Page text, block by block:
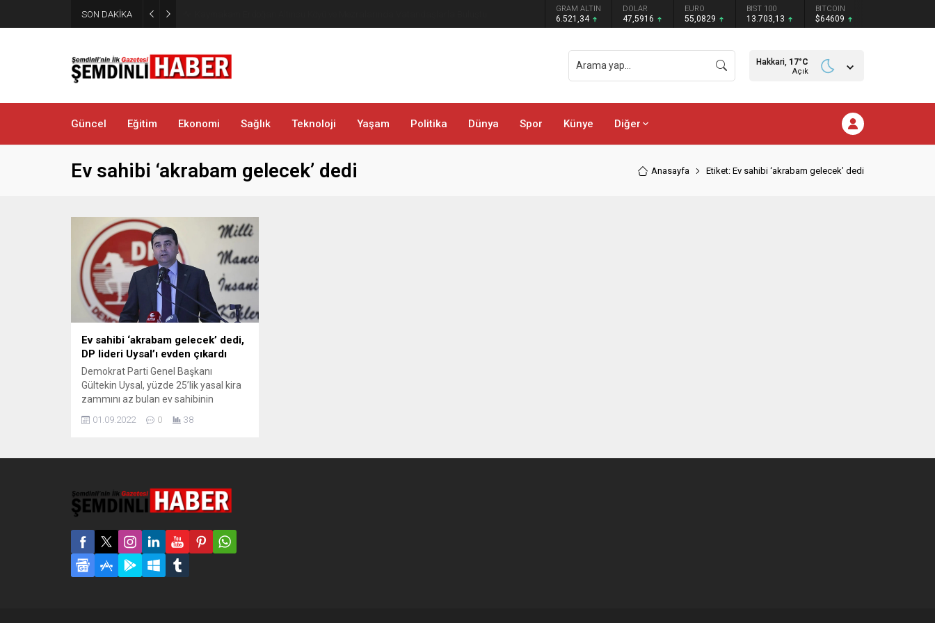
SON DAKİKA GRAM ALTIN
6.521,34
DOLAR
47,5916
EURO
55,0829
BIST 100
13.703,13
BITCOIN
$64609
Hakkari, 17°C
Açık
Güncel Eğitim Ekonomi Sağlık Teknoloji Yaşam Politika Dünya Spor Künye Diğer
Ev sahibi ‘akrabam gelecek’ dedi Anasayfa Etiket: Ev sahibi ‘akrabam gelecek’ dedi
Ev sahibi ‘akrabam gelecek’ dedi,
DP lideri Uysal’ı evden çıkardı
Demokrat Parti Genel Başkanı
Gültekin Uysal, yüzde 25’lik yasal kira
zammını az bulan ev sahibinin
İstanbul’daki evini boşalttı. Kontrolden
büyük kızı Berrin, geçen yıl İstanbul’da
Anadolu Lisesi’ni kazanınca annesi
01.09.2022 0 38